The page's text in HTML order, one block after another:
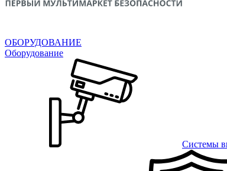
ОБОРУДОВАНИЕ
Оборудование
Системы